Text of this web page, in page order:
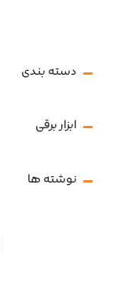
دسته بندی
ابزار برقی
نوشته ها